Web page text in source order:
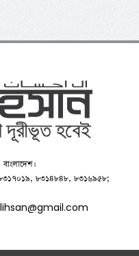
৮৩১৪৮৪৮, ৮৩১৬৯৫৮;